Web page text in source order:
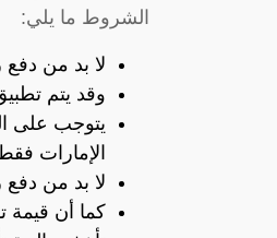
الشروط ما يلي:
لا بد من
وقد يتم
يتوجب على
الإمارات
لا بد من دفع
كما أن قيمة